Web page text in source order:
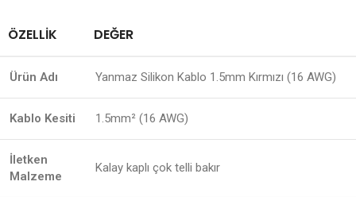
ÖZELLIK DEĞER
Ürün Adı Yanmaz Silikon Kablo 1.5mm Kırmızı (16 AWG)
Kablo Kesiti 1.5mm² (16 AWG)
İletken
Malzeme
Kalay kaplı çok telli bakır